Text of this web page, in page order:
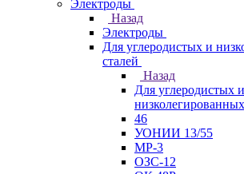
Электроды
Назад
Электроды
Для углеродистых и
сталей
Назад
Для углеродистых и
46
УОНИИ 13/55
МР-3
ОЗС-12